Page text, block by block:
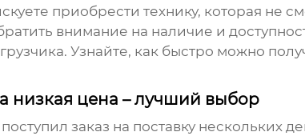
приобрести технику, которая не
внимание на наличие и
Узнайте, как быстро можно
низкая цена – лучший выбор
заказ на поставку нескольких